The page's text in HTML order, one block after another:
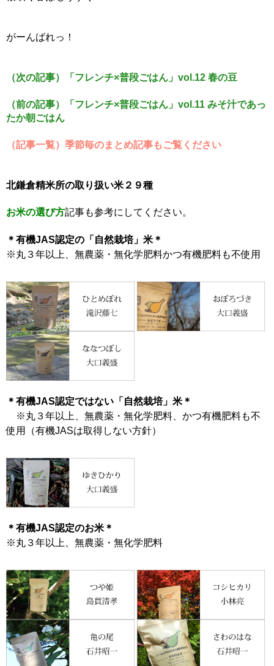
がーんばれっ！
（次の記事）「フレンチ×普段ごはん」vol.12 春の豆
（前の記事）「フレンチ×普段ごはん」vol.11 みそ汁であっ
たか朝ごはん
（記事一覧）季節毎のまとめ記事もご覧ください
北鎌倉精米所の取り扱い米２９種
お米の選び方記事も参考にしてください。
＊有機JAS認定の「自然栽培」米＊
※丸３年以上、無農薬・無化学肥料かつ有機肥料も不使用
＊有機JAS認定ではない「自然栽培」米＊
※丸３年以上、無農薬・無化学肥料、かつ有機肥料も不
使用（有機JASは取得しない方針）
＊有機JAS認定のお米＊
※丸３年以上、無農薬・無化学肥料